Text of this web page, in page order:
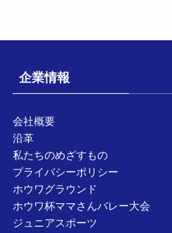
企業情報
会社概要
沿革
私たちのめざすもの
プライバシーポリシー
ホウワグラウンド
ホウワ杯ママさんバレー大会
ジュニアスポーツ